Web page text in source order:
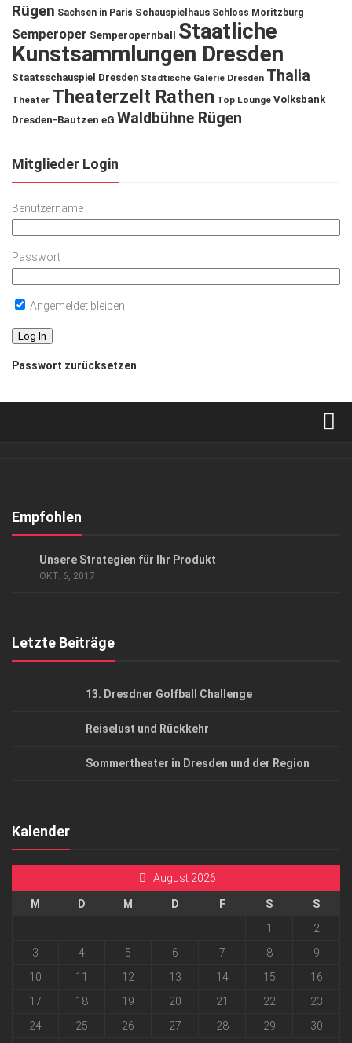
Rügen Sachsen in Paris Schauspielhaus Schloss Moritzburg
Semperoper Semperopernball
Staatliche
Kunstsammlungen Dresden
Staatsschauspiel Dresden Städtische Galerie Dresden Thalia
Theater Theaterzelt Rathen Top Lounge Volksbank
Dresden-Bautzen eG Waldbühne Rügen
Mitglieder Login
Benutzername
Passwort
Angemeldet bleiben
Passwort zurücksetzen
Kontakt, Impressum
Empfohlen
Unsere Strategien für Ihr Produkt
OKT. 6, 2017
Letzte Beiträge
13. Dresdner Golfball Challenge
Reiselust und Rückkehr
Sommertheater in Dresden und der Region
Kalender
August 2026
M D M D F S
S
1
2
3
4 5 6 7 8
9
10
11 12 13 14 15
16
17
18 19 20 21 22
23
24
25 26 27 28 29 30